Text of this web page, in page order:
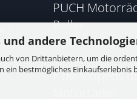
andere
von Drittanbietern, um die
ein bestmögliches
PUCH
Roller
PUCH
1945
KTM Mopeds